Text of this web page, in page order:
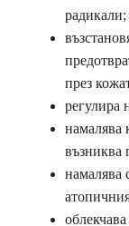
радикали;
през
регулира
намалява
възниква
намалява